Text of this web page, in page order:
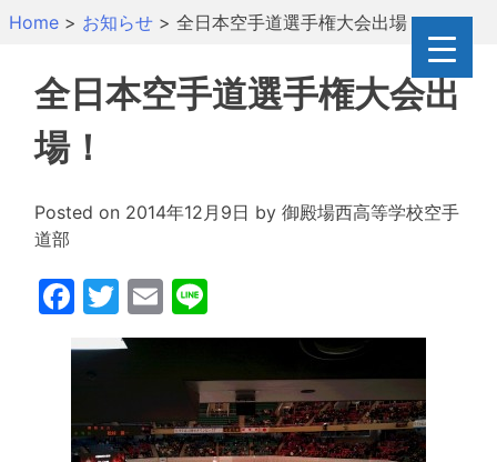
SkipHome > お知らせ > 全日本空手道選手権大会出場！
全日本空手道選手権大会出
場！
Posted on 2014年12月9日 by 御殿場西高等学校空手
道部
Facebook
Twitter
Email